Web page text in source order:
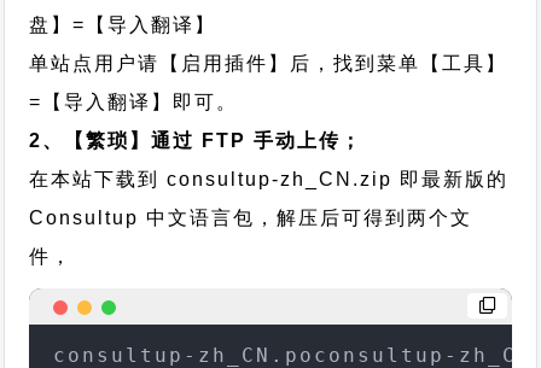
盘】=【导入翻译】
单站点用户请【启用插件】后，找到菜单【工具】
=【导入翻译】即可。
2、【繁琐】通过 FTP 手动上传；
在本站下载到consultup-zh_CN.zip 即最新版的
Consultup 中文语言包，解压后可得到两个文
件，
consultup-zh_CN.poconsultup-